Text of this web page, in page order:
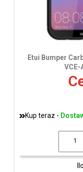
Etui Bumper
VCE-
Kup teraz -